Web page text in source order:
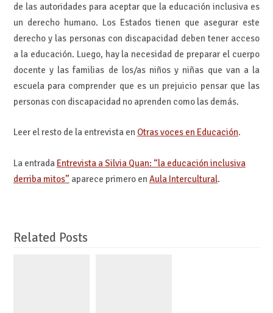
de las autoridades para aceptar que la educación inclusiva es
un derecho humano. Los Estados tienen que asegurar este
derecho y las personas con discapacidad deben tener acceso
a la educación. Luego, hay la necesidad de preparar el cuerpo
docente y las familias de los/as niños y niñas que van a la
escuela para comprender que es un prejuicio pensar que las
personas con discapacidad no aprenden como las demás.
Leer el resto de la entrevista en Otras voces en Educación.
La entrada Entrevista a Silvia Quan: “la educación inclusiva
derriba mitos” aparece primero en Aula Intercultural.
Related Posts